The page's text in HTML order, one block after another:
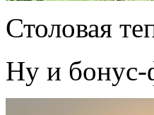
Столовая
Ну и бонус-